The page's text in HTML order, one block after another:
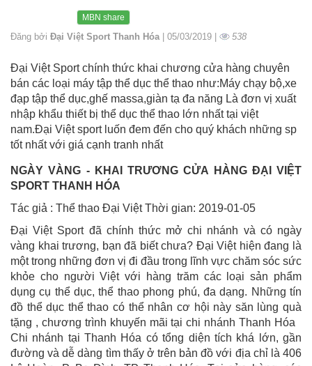
MBN share
Đăng bởi Đại Việt Sport Thanh Hóa | 05/03/2019 | 538
Đại Việt Sport chính thức khai chương cửa hàng chuyên
bán các loại máy tập thể dục thể thao như:Máy chạy bộ,xe
đạp tập thể dục,ghế massa,giàn tạ đa năng Là đơn vị xuất
nhập khẩu thiết bị thể dục thể thao lớn nhất tại việt
nam.Đại Việt sport luốn đem đến cho quý khách những sp
tốt nhất với giá cạnh tranh nhất
NGÀY VÀNG - KHAI TRƯƠNG CỬA HÀNG ĐẠI VIỆT
SPORT THANH HÓA
Tác giả : Thể thao Đại Việt Thời gian: 2019-01-05
Đại Việt Sport đã chính thức mở chi nhánh và có ngày
vàng khai trương, bạn đã biết chưa? Đại Việt hiện đang là
một trong những đơn vị đi đầu trong lĩnh vực chăm sóc sức
khỏe cho người Việt với hàng trăm các loại sản phẩm
dụng cụ thể dục, thể thao phong phú, đa dạng. Những tín
đồ thể dục thể thao có thể nhân cơ hội này săn lùng quà
tặng , chương trình khuyến mãi tại chi nhánh Thanh Hóa
Chi nhánh tại Thanh Hóa có tổng diện tích khá lớn, gần
đường và dễ dàng tìm thấy ở trên bản đồ với địa chỉ là 406